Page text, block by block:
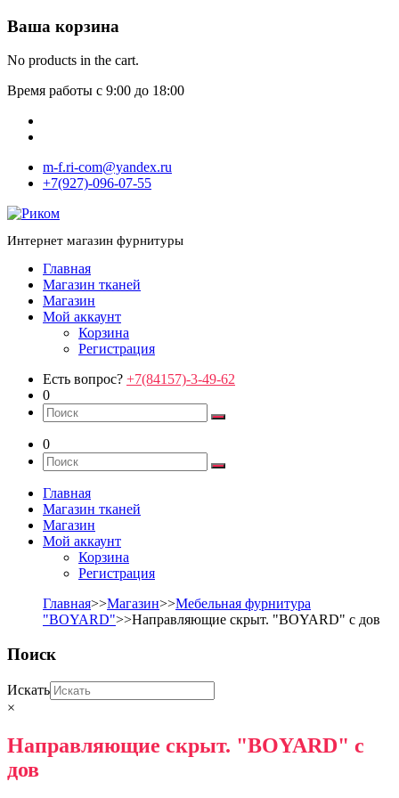
Ваша корзина
No products in the cart.
Время работы с 9:00 до 18:00
m-f.ri-com@yandex.ru
+7(927)-096-07-55
Интернет магазин фурнитуры
Главная
Магазин тканей
Магазин
Мой аккаунт
Корзина
Регистрация
Есть вопрос? +7(84157)-3-49-62
0
0
Главная
Магазин тканей
Магазин
Мой аккаунт
Корзина
Регистрация
Главная>>Магазин>>Мебельная фурнитура
"BOYARD">>Направляющие скрыт. "BOYARD" с дов
Поиск
Искать
×
Направляющие скрыт. "BOYARD" с
дов